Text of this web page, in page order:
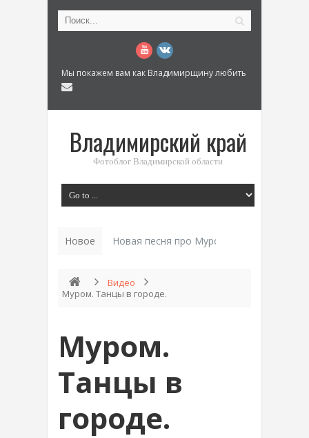
Мы покажем вам как Владимирщину любить
Владимирский край
Фотоблог Владимирской области
Новое История «Дома Куренкова» в Коврове
Видео
Муром. Танцы в городе.
Муром.
Танцы в
городе.